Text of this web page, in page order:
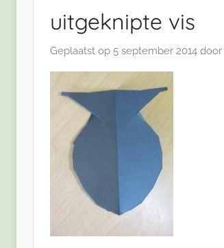
uitgeknipte vis
Geplaatst op 5 september 2014 door